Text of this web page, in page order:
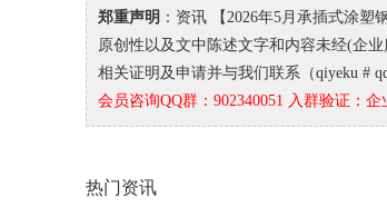
郑重声明 ：资讯 【2026年5月承插式涂
原创性以及文中陈述文字和内容未经(企
相关证明及申请并与我们联系（qiyeku #
会员咨询QQ群：902340051 入群验证：
热门资讯